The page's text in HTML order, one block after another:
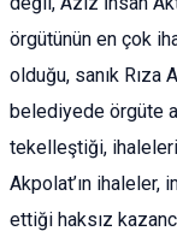
örgütünün en çok
olduğu, sanık Rıza
belediyede örgüte
tekelleştiği,
Akpolat’ın
ettiği haksız